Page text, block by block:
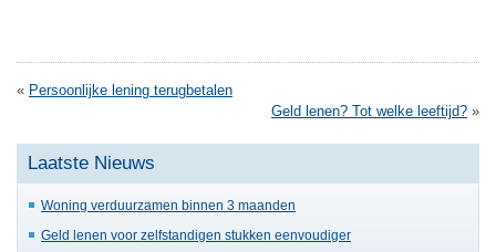
« Persoonlijke lening terugbetalen
Geld lenen? Tot welke leeftijd? »
Laatste Nieuws
Woning verduurzamen binnen 3 maanden
Geld lenen voor zelfstandigen stukken eenvoudiger